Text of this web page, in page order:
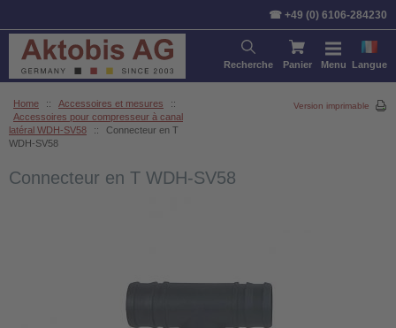
☎ +49 (0) 6106-284230
Recherche Panier Menu Langue
Home :: Accessoires et mesures
::
Accessoires pour compresseur à canal
latéral WDH-SV58
::
Connecteur en T
WDH-SV58
Version imprimable
Connecteur en T WDH-SV58